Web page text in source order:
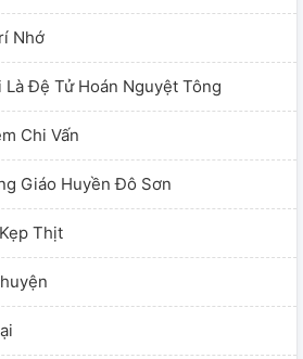
Nhớ
Đệ Tử Hoán Nguyệt Tông
Chi Vấn
Giáo Huyền Đô Sơn
Thịt